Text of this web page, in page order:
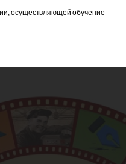
обучение